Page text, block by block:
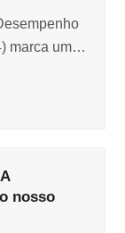
marca um…
nosso